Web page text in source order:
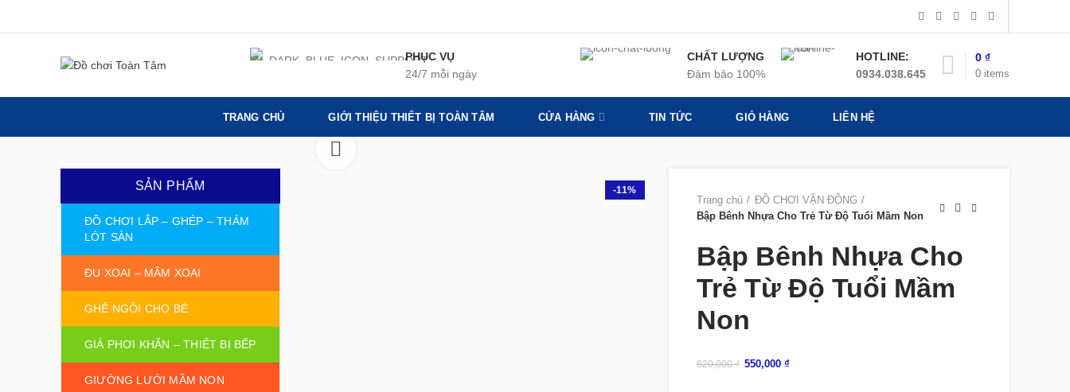
PHỤC VỤ
24/7 mỗi ngày
CHẤT LƯỢNG
Đảm bảo 100%
HOTLINE:
0934.038.645
0 items
0 ₫
TRANG CHỦ GIỚI THIỆU THIẾT BỊ TOÀN TÂM CỬA HÀNG TIN TỨC GIỎ HÀNG LIÊN HỆ
-11%
Trang chủ
ĐỒ CHƠI VẬN ĐỘNG
Bập Bênh Nhựa Cho Trẻ Từ Độ Tuổi Mầm Non
Bập Bênh Nhựa Cho
Trẻ Từ Độ Tuổi Mầm
Non
620,000₫ 550,000 ₫
SẢN PHẨM
ĐỒ CHƠI LẮP – GHÉP – THẢM
LÓT SÀN
ĐU XOAI – MÂM XOAI
GHẾ NGỒI CHO BÉ
GIÁ PHƠI KHĂN – THIẾT BỊ BẾP
GIƯỜNG LƯỚI MẦM NON